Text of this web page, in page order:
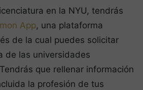
en la NYU, tendrás
App, una plataforma
de la cual puedes solicitar
de las universidades
que rellenar información
la profesión de tus